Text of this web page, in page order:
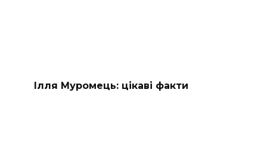
Ілля Муромець: цікаві факти